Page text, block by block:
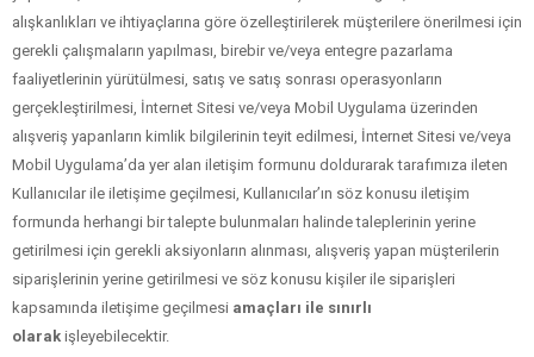
alışkanlıkları ve ihtiyaçlarına göre özelleştirilerek müşterilere önerilmesi için
gerekli çalışmaların yapılması, birebir ve/veya entegre pazarlama
faaliyetlerinin yürütülmesi, satış ve satış sonrası operasyonların
gerçekleştirilmesi, İnternet Sitesi ve/veya Mobil Uygulama üzerinden
alışveriş yapanların kimlik bilgilerinin teyit edilmesi, İnternet Sitesi ve/veya
Mobil Uygulama’da yer alan iletişim formunu doldurarak tarafımıza ileten
Kullanıcılar ile iletişime geçilmesi, Kullanıcılar’ın söz konusu iletişim
formunda herhangi bir talepte bulunmaları halinde taleplerinin yerine
getirilmesi için gerekli aksiyonların alınması, alışveriş yapan müşterilerin
siparişlerinin yerine getirilmesi ve söz konusu kişiler ile siparişleri
kapsamında iletişime geçilmesi amaçları ile sınırlı
olarak işleyebilecektir.